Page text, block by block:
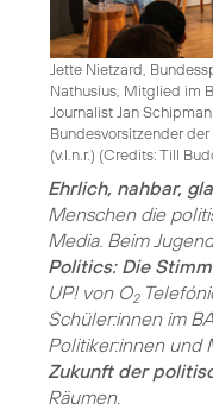
Jette Nietzard,
Nathusius, Mitglied im
Journalist Jan
Bundesvorsitzender
(v.l.n.r.) (Credits: Till
Ehrlich, nahbar,
Menschen die
Media. Beim
Politics: Die
UP! von O2
Schüler:innen im
Politiker:innen und
Zukunft der
Räumen.